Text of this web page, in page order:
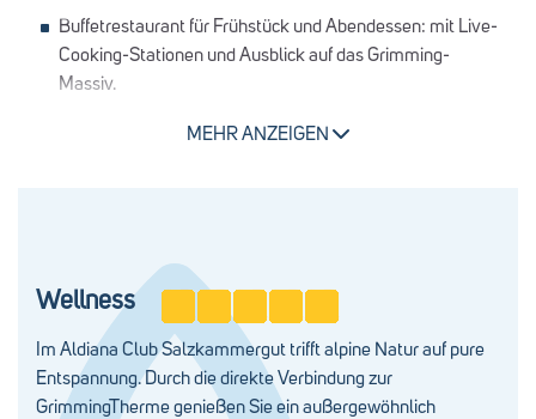
Buffetrestaurant für Frühstück und Abendessen: mit Live-
Cooking-Stationen und Ausblick auf das Grimming-
Massiv.
Bars: Theaterbar mit Vinothek und Bierverkostung mit
Tischgetränke, wie Softdrinks, Bier und Tischwein sind zu
den Hauptmahlzeiten im Preis enthalten
Green Soulfood Corner: wohlschmeckende vegetarische
und vegane Gerichte zu jeder Mahlzeit
MEHR ANZEIGEN
Wellness
Im Aldiana Club Salzkammergut trifft alpine Natur auf pure
Entspannung. Durch die direkte Verbindung zur
GrimmingTherme genießen Sie ein außergewöhnlich